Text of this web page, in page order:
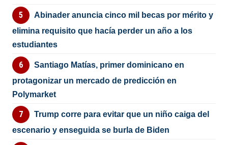
Abinader anuncia cinco mil becas por mérito y
elimina requisito que hacía perder un año a los
estudiantes
Santiago Matías, primer dominicano en
protagonizar un mercado de predicción en
Polymarket
Trump corre para evitar que un niño caiga del
escenario y enseguida se burla de Biden